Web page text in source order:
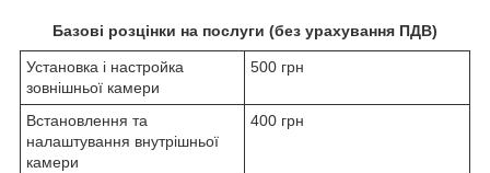
Базові розцінки на послуги (без урахування ПДВ)
Установка і настройка
зовнішньої камери
500 грн
Встановлення та
налаштування внутрішньої
камери
400 грн